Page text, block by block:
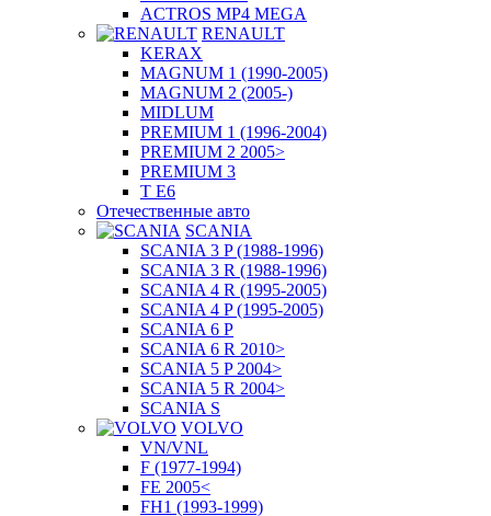
ACTROS MP4 MEGA
RENAULT
KERAX
MAGNUM 1 (1990-2005)
MAGNUM 2 (2005-)
MIDLUM
PREMIUM 1 (1996-2004)
PREMIUM 2 2005>
PREMIUM 3
T E6
Отечественные авто
SCANIA
SCANIA 3 P (1988-1996)
SCANIA 3 R (1988-1996)
SCANIA 4 R (1995-2005)
SCANIA 4 P (1995-2005)
SCANIA 6 P
SCANIA 6 R 2010>
SCANIA 5 P 2004>
SCANIA 5 R 2004>
SCANIA S
VOLVO
VN/VNL
F (1977-1994)
FE 2005<
FH1 (1993-1999)